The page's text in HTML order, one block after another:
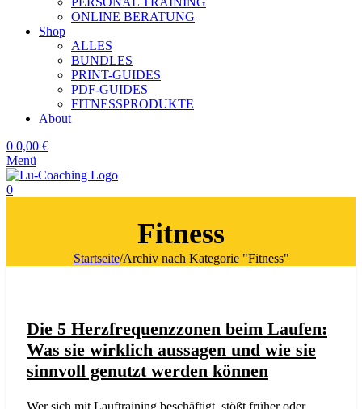
ONLINE BERATUNG
Shop
ALLES
BUNDLES
PRINT-GUIDES
PDF-GUIDES
FITNESSPRODUKTE
About
0 0,00 €
Menü
0
Fitness
Startseite/Archiv nach Kategorie "Fitness"
Die 5 Herzfrequenzzonen beim Laufen:
Was sie wirklich aussagen und wie sie
sinnvoll genutzt werden können